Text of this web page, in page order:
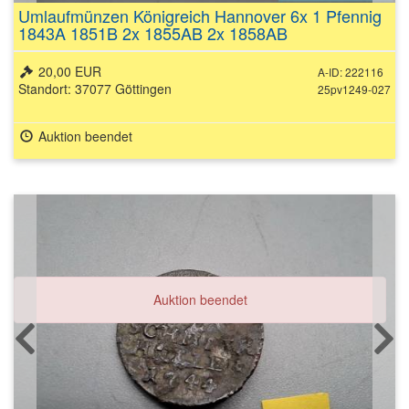
Umlaufmünzen Königreich Hannover 6x 1 Pfennig
1843A 1851B 2x 1855AB 2x 1858AB
A-ID: 222116
25pv1249-027
20,00 EUR
Standort: 37077 Göttingen
Auktion beendet
Auktion beendet